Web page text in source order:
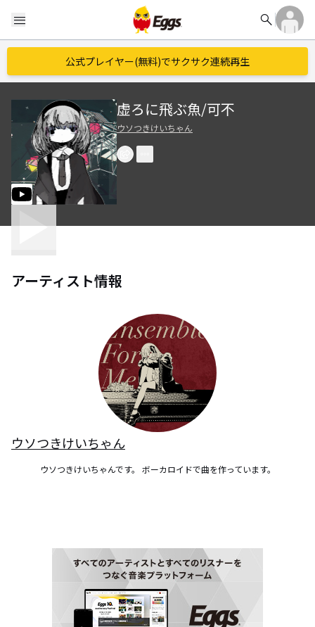
menu search
公式プレイヤー(無料)でサクサク連続再生
虚ろに飛ぶ魚/可不
ウソつきけいちゃん
アーティスト情報
ウソつきけいちゃん
ウソつきけいちゃんです。 ボーカロイドで曲を作っています。